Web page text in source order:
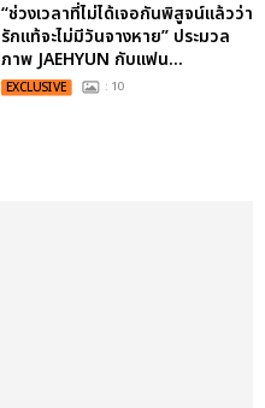
“ช่วงเวลาที่ไม่ได้เจอกันพิสูจน์แล้วว่า
รักแท้จะไม่มีวันจางหาย” ประมวล
ภาพ JAEHYUN กับแฟน...
EXCLUSIVE : 10